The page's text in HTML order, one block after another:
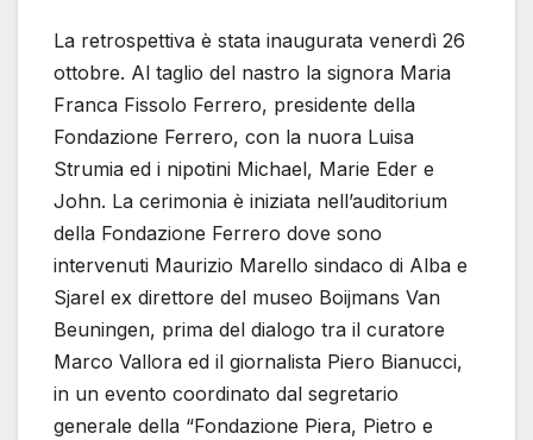
La retrospettiva è stata inaugurata venerdì 26
ottobre. Al taglio del nastro la signora Maria
Franca Fissolo Ferrero, presidente della
Fondazione Ferrero, con la nuora Luisa
Strumia ed i nipotini Michael, Marie Eder e
John. La cerimonia è iniziata nell’auditorium
della Fondazione Ferrero dove sono
intervenuti Maurizio Marello sindaco di Alba e
Sjarel ex direttore del museo Boijmans Van
Beuningen, prima del dialogo tra il curatore
Marco Vallora ed il giornalista Piero Bianucci,
in un evento coordinato dal segretario
generale della “Fondazione Piera, Pietro e